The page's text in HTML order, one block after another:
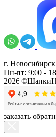
г.
Пн-пт: 9:00 -
2026
заказать